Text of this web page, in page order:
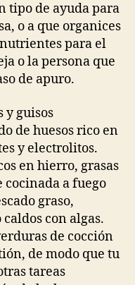
tipo de ayuda para
o a que organices
para el
o la persona que
de apuro.
y guisos
de huesos rico en
y electrolitos.
en hierro, grasas
cocinada a fuego
graso,
con algas.
de cocción
de modo que tu
tareas